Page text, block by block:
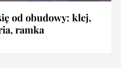
od obudowy: klej,
ramka